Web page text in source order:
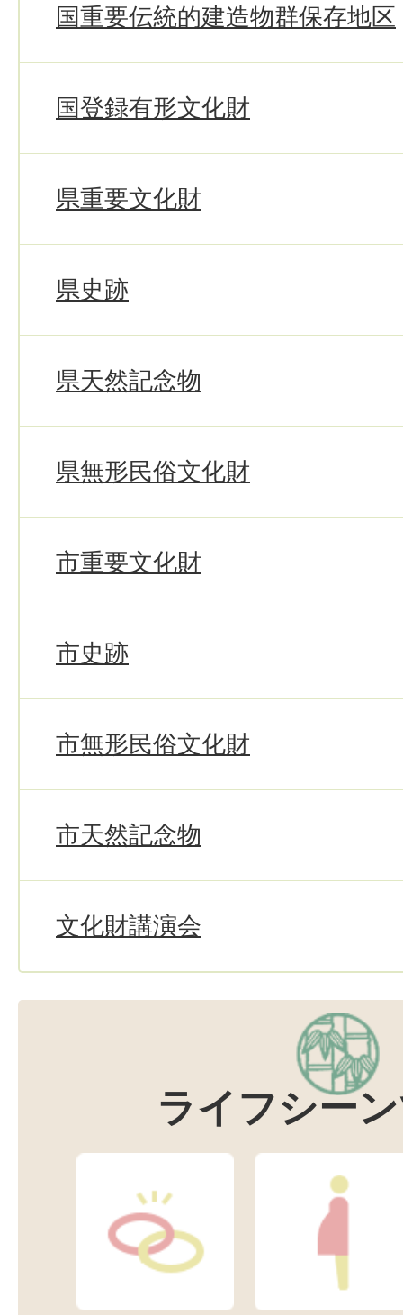
国重要伝統的建造物群保存地区
国登録有形文化財
県重要文化財
県史跡
県天然記念物
県無形民俗文化財
市重要文化財
市史跡
市無形民俗文化財
市天然記念物
文化財講演会
ライフシー